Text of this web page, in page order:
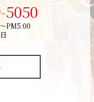
5050
PM5:00